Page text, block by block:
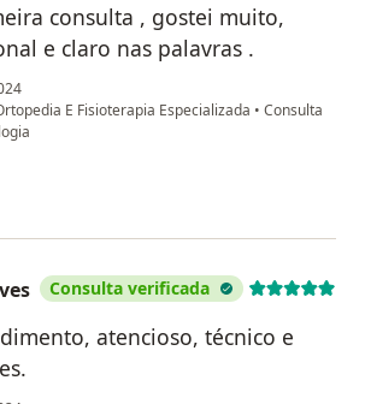
consulta , gostei muito,
e claro nas palavras .
E Fisioterapia Especializada • Consulta
Cíntia
Consulta verificada
atencioso, técnico e